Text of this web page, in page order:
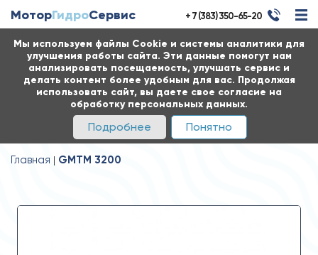
Мы используем файлы Cookie и системы аналитики для
улучшения работы сайта. Эти данные помогут нам
анализировать посещаемость, улучшать сервис и
делать контент более удобным для вас. Продолжая
использовать сайт, вы даете свое согласие на
обработку персональных данных.
Подробнее Понятно
МоторГидроСервис + 7 (383) 350-65-20
Главная GMTM 3200